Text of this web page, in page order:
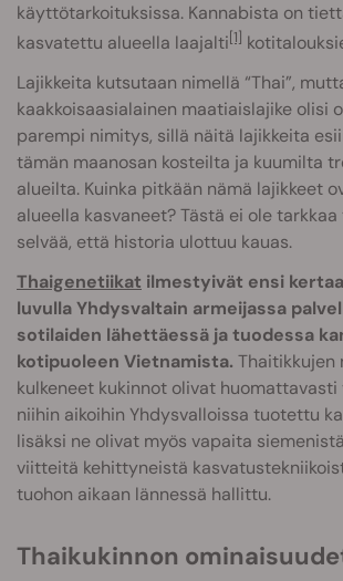
käyttötarkoituksissa. Kannabista on
kasvatettu alueella laajalti[1]
Lajikkeita kutsutaan nimellä “Thai”,
kaakkoisaasialainen maatiaislajike olisi
parempi nimitys, sillä näitä lajikkeita
tämän maanosan kosteilta ja kuumilta
alueilta. Kuinka pitkään nämä lajikkeet
alueella kasvaneet? Tästä ei ole
selvää, että historia ulottuu kauas.
Thaigenetiikat ilmestyivät ensi
luvulla Yhdysvaltain armeijassa
sotilaiden lähettäessä ja tuodessa
kotipuoleen Vietnamista. Thaitikkujen
kulkeneet kukinnot olivat huomattavasti
niihin aikoihin Yhdysvalloissa tuotettu
lisäksi ne olivat myös vapaita
viitteitä kehittyneistä
tuohon aikaan lännessä hallittu.
Thaikukinnon